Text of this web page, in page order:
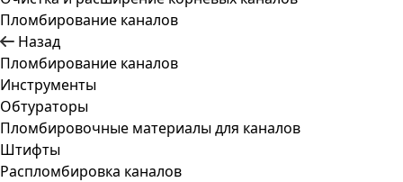
Пломбирование каналов
Назад
Пломбирование каналов
Инструменты
Обтураторы
Пломбировочные материалы для каналов
Штифты
Распломбировка каналов